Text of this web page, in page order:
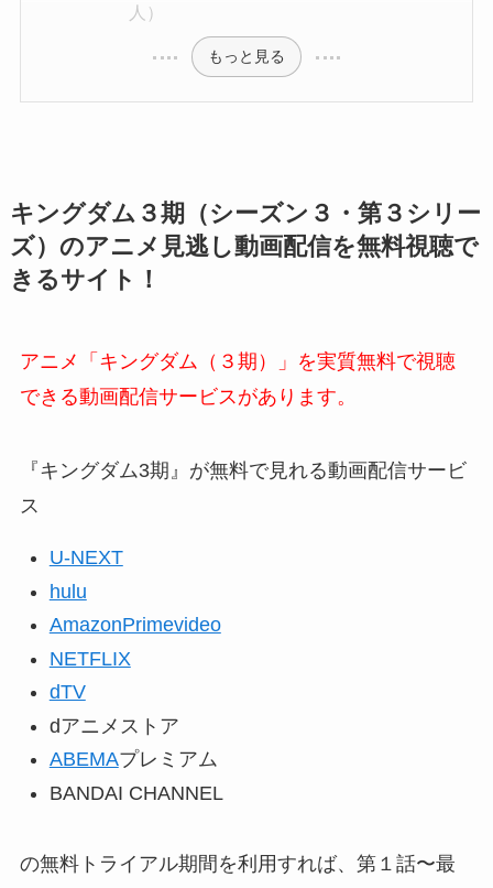
人）
もっと見る
キングダム３期（シーズン３・第３シリー
ズ）のアニメ見逃し動画配信を無料視聴で
きるサイト！
アニメ「キングダム（３期）」を実質無料で視聴
できる動画配信サービスがあります。
『キングダム3期』が無料で見れる動画配信サービ
ス
U-NEXT
hulu
AmazonPrimevideo
NETFLIX
dTV
dアニメストア
ABEMAプレミアム
BANDAI CHANNEL
の無料トライアル期間を利用すれば、第１話〜最